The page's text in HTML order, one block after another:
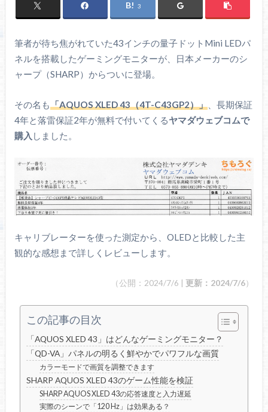
3
筆者が待ち焦がれていた43インチの量子ドットMini LEDパ
ネルを搭載したゲーミングモニターが、日本メーカーのシ
ャープ（SHARP）からついに登場。
その名も「AQUOS XLED 43（4T-C43GP2）」、長期保証
4年と落雷保証2年が無料で付いてくるヤマダウェブコムで
購入 しました。
キャリブレーターを使った測定から、OLEDと比較した主
観的な感想まで詳しくレビューします。
（公開：2024/7/6 |更新：2024/7/6）
この記事の目次
「AQUOS XLED 43」はどんなゲーミングモニター？
「QD-VA」パネルの明るく鮮やかでパワフルな画質
カラーモードで画質を調整できます
SHARP AQUOS XLED 43のゲーム性能を検証
SHARP AQUOS XLED 43の応答速度と入力遅延
実際のシーンで「120 Hz」は効果ある？